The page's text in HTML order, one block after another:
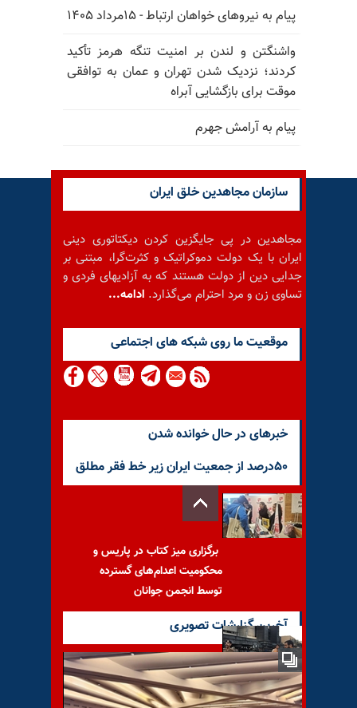
پیام به نیروهای خواهان ارتباط - ۱۵مرداد ۱۴۰۵
واشنگتن و لندن بر امنیت تنگه هرمز تأکید
کردند؛ نزدیک شدن تهران و عمان به توافقی
موقت برای بازگشایی آبراه
پیام به آرامش جهرم
سازمان مجاهدین خلق ایران
مجاهدین در پی جایگزین کردن دیکتاتوری دینی
ایران با یک دولت دموکراتیک و کثرت‌گرا، مبتنی بر
جدایی دین از دولت هستند که به آزادیهای فردی و
تساوی زن و مرد احترام می‌گذارد. ادامه...
موقعيت ما روى شبكه هاى اجتماعى
خبرهای در حال خوانده شدن
۵۰درصد از جمعیت ایران زیر خط فقر مطلق
برگزاری میز کتاب در پاریس و
محکومیت اعدام‌های گسترده
توسط انجمن جوانان
حمله حوثی‌ها به نجران ۱۱
زخمی برجا گذاشت؛ عربستان از
آخرین گزارشات تصویری